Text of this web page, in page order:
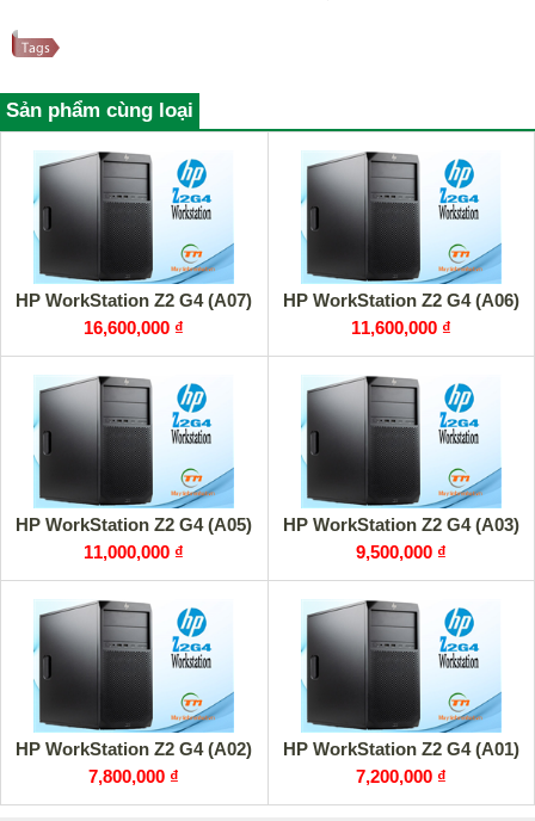
Sản phẩm cùng loại
HP WorkStation Z2 G4 (A07)
16,600,000 ₫
HP WorkStation Z2 G4 (A06)
11,600,000 ₫
HP WorkStation Z2 G4 (A05)
11,000,000 ₫
HP WorkStation Z2 G4 (A03)
9,500,000 ₫
HP WorkStation Z2 G4 (A02)
7,800,000 ₫
HP WorkStation Z2 G4 (A01)
7,200,000 ₫